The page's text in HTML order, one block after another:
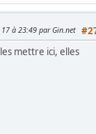
17 à 23:49 par Gin.net
mettre ici, elles